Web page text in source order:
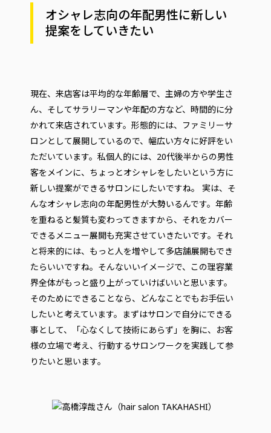
オシャレ志向の年配男性に新しい
提案をしていきたい
現在、来店客は平均的な年齢層で、主婦の方や学生さ
ん、そしてサラリーマンや年配の方など、時間的に分
かれて来店されています。形態的には、ファミリーサ
ロンとして展開しているので、幅広い方々に好評をい
ただいています。私個人的には、20代後半からの男性
客をメインに、ちょっとオシャレをしたいという方に
新しい提案ができるサロンにしたいですね。 実は、そ
んなオシャレ志向の年配男性が大勢いるんです。年齢
を重ねると髪質も変わってきますから、それをカバー
できるメニュー展開も充実させていきたいです。それ
と将来的には、もっと人を増やして多店舗展開もでき
たらいいですね。そんないいイメージで、この理容業
界全体がもっと盛り上がっていけばいいと思います。
そのためにできることなら、どんなことでもお手伝い
したいと考えています。まずはサロンで自分にできる
事として、「心なくして技術にあらず」を胸に、お客
様の立場で考え、行動するサロンワークを実践して参
りたいと思います。